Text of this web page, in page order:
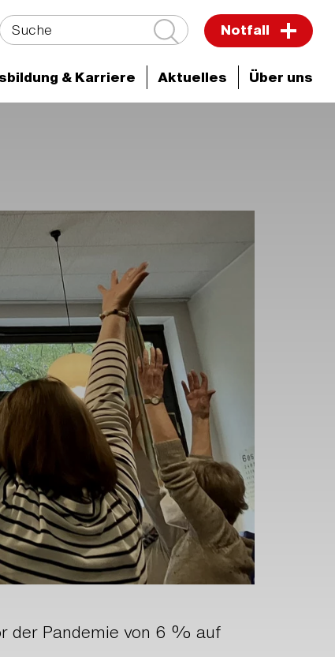
Suche Notfall
& Karriere Aktuelles Über uns
der Pandemie von 6 % auf